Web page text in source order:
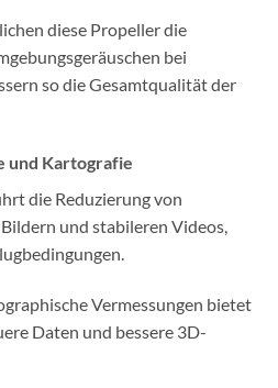
diese Propeller die
bei
so die Gesamtqualität der
und Kartografie
die Reduzierung von
und stabileren Videos,
Vermessungen bietet
Daten und bessere 3D-